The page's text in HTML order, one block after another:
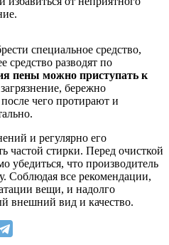
специальное средство,
разводят по
пены можно приступать к
бережно
чего протирают и
и регулярно его
частой стирки. Перед очисткой
убедиться, что производитель
Соблюдая все рекомендации,
вещи, и надолго
внешний вид и качество.